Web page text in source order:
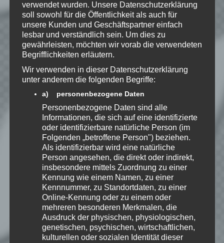
*Ich habe die
Datenschutzerklärungzur
Kenntnis genommen. Ich stimme
zu, dass meine Angaben dauerhaft
gespeichert werden.
Benachrichtige mich über
nachfolgende Kommentare via E-
Mail.
Benachrichtige mich über neue
Beiträge via E-Mail.
Speedy
Ich spiele leidenschaftlich
gerne Strategie, Aufbau und
verwendet wurden. Unsere Datenschutzerklärung
soll sowohl für die Öffentlichkeit als auch für
unsere Kunden und Geschäftspartner einfach
lesbar und verständlich sein. Um dies zu
gewährleisten, möchten wir vorab die verwendeten
Begrifflichkeiten erläutern.
Wir verwenden in dieser Datenschutzerklärung
unter anderem die folgenden Begriffe:
a) personenbezogene Daten
Personenbezogene Daten sind alle
Informationen, die sich auf eine identifizierte
oder identifizierbare natürliche Person (im
Folgenden „betroffene Person") beziehen.
Als identifizierbar wird eine natürliche
Person angesehen, die direkt oder indirekt,
insbesondere mittels Zuordnung zu einer
Kennung wie einem Namen, zu einer
Kennnummer, zu Standortdaten, zu einer
Online-Kennung oder zu einem oder
mehreren besonderen Merkmalen, die
Ausdruck der physischen, physiologischen,
genetischen, psychischen, wirtschaftlichen,
kulturellen oder sozialen Identität dieser